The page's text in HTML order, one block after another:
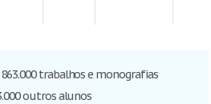
863.000 trabalhos e monografias
outros alunos